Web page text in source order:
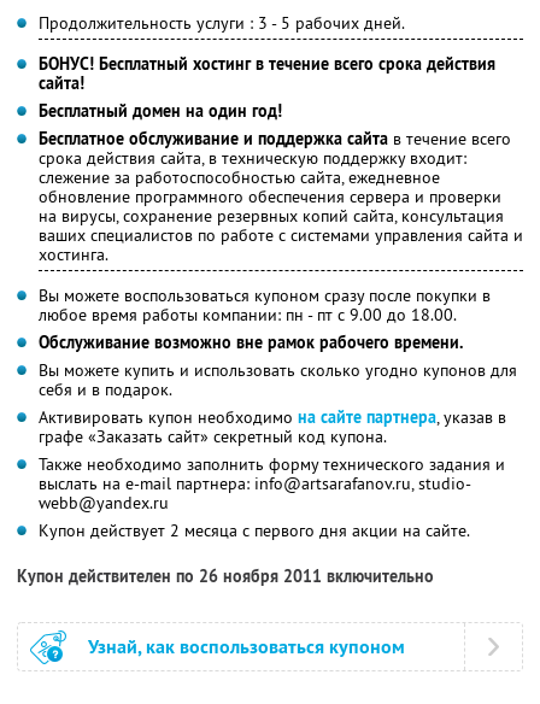
Продолжительность услуги : 3 - 5 рабочих дней.
БОНУС! Бесплатный хостинг в течение всего срока действия
сайта!
Бесплатный домен на один год!
Бесплатное обслуживание и поддержка сайта в течение всего
срока действия сайта, в техническую поддержку входит:
слежение за работоспособностью сайта, ежедневное
обновление программного обеспечения сервера и проверки
на вирусы, сохранение резервных копий сайта, консультация
ваших специалистов по работе с системами управления сайта и
хостинга.
Вы можете воспользоваться купоном сразу после покупки в
любое время работы компании: пн - пт с 9.00 до 18.00.
Обслуживание возможно вне рамок рабочего времени.
Вы можете купить и использовать сколько угодно купонов для
себя и в подарок.
Активировать купон необходимо на сайте партнера, указав в
графе «Заказать сайт» секретный код купона.
Также необходимо заполнить форму технического задания и
выслать на e-mail партнера: info@artsarafanov.ru, studio-
webb@yandex.ru
Купон действует 2 месяца с первого дня акции на сайте.
Купон действителен по 26 ноября 2011 включительно
Узнай, как воспользоваться купоном